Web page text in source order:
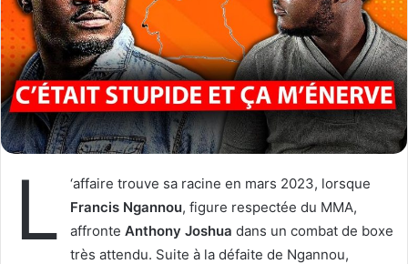
r
r
i
e
l
L
‘affaire trouve sa racine en mars 2023, lorsque
Francis Ngannou, figure respectée du MMA,
affronte Anthony Joshua dans un combat de boxe
très attendu. Suite à la défaite de Ngannou,